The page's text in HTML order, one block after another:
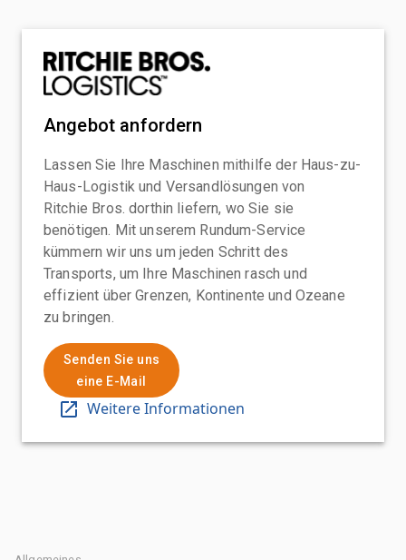
Angebot anfordern
Lassen Sie Ihre Maschinen mithilfe der Haus-zu-
Haus-Logistik und Versandlösungen von
Ritchie Bros. dorthin liefern, wo Sie sie
benötigen. Mit unserem Rundum-Service
kümmern wir uns um jeden Schritt des
Transports, um Ihre Maschinen rasch und
effizient über Grenzen, Kontinente und Ozeane
zu bringen.
Senden Sie uns
eine E-Mail
Weitere Informationen